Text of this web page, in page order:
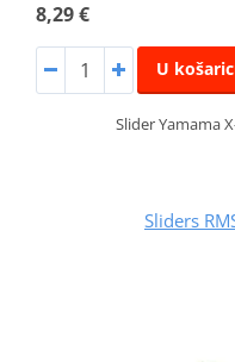
8,29 €
U
Slider Yamama
Sliders